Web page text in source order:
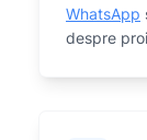
WhatsApp
despre